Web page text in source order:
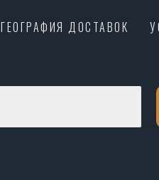
ГЕОГРАФИЯ ДОСТАВОК